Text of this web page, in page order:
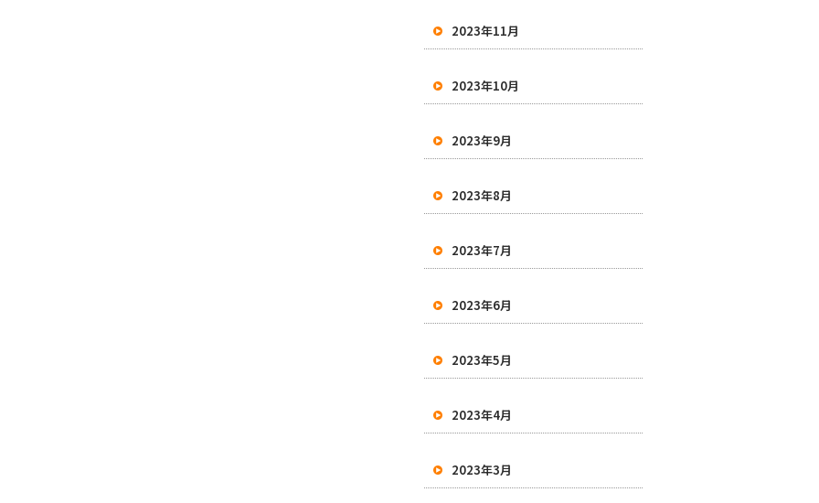
2023年11月
2023年10月
2023年9月
2023年8月
2023年7月
2023年6月
2023年5月
2023年4月
2023年3月